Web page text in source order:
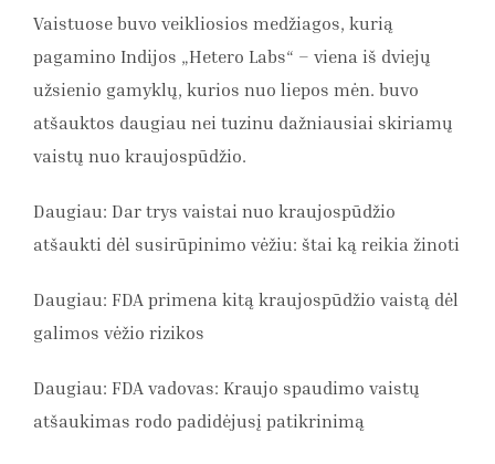
Vaistuose buvo veikliosios medžiagos, kurią
pagamino Indijos „Hetero Labs“ – viena iš dviejų
užsienio gamyklų, kurios nuo liepos mėn. buvo
atšauktos daugiau nei tuzinu dažniausiai skiriamų
vaistų nuo kraujospūdžio.
Daugiau: Dar trys vaistai nuo kraujospūdžio
atšaukti dėl susirūpinimo vėžiu: štai ką reikia žinoti
Daugiau: FDA primena kitą kraujospūdžio vaistą dėl
galimos vėžio rizikos
Daugiau: FDA vadovas: Kraujo spaudimo vaistų
atšaukimas rodo padidėjusį patikrinimą